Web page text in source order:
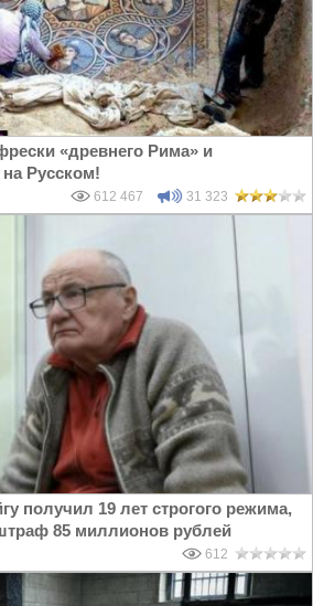
«древнего Рима» и
Русском!
612 467 31 323
получил 19 лет строгого режима,
85 миллионов рублей
612